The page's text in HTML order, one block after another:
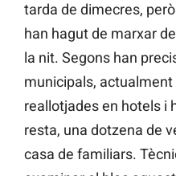
tarda de dimecres,
han hagut de marxar
la nit. Segons han
municipals,
reallotjades en hotels i
resta, una dotzena de
casa de familiars.